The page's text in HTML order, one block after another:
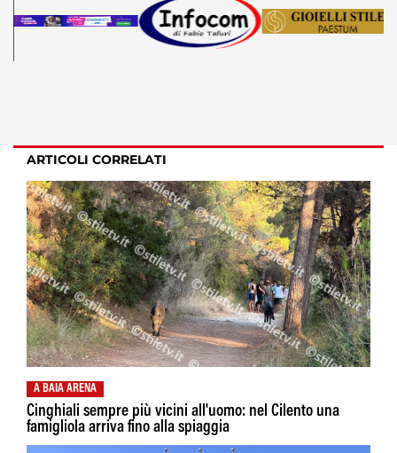
ARTICOLI CORRELATI
A BAIA ARENA
Cinghiali sempre più vicini all'uomo: nel Cilento una
famigliola arriva fino alla spiaggia